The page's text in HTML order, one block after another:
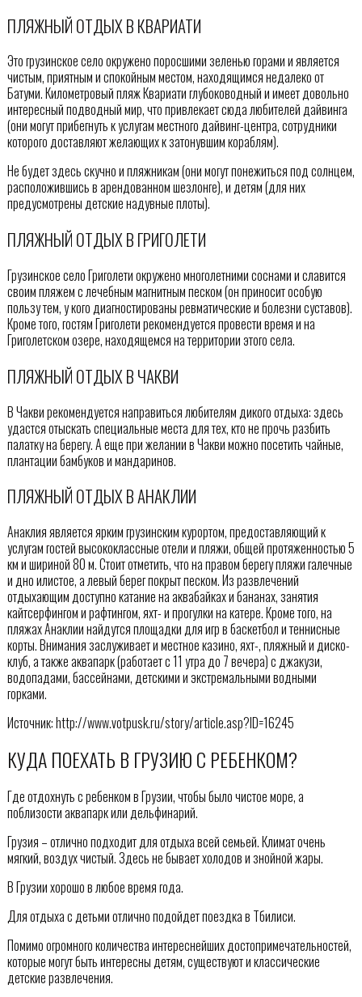
ПЛЯЖНЫЙ ОТДЫХ В КВАРИАТИ
Это грузинское село окружено поросшими зеленью горами и является
чистым, приятным и спокойным местом, находящимся недалеко от
Батуми. Километровый пляж Квариати глубоководный и имеет довольно
интересный подводный мир, что привлекает сюда любителей дайвинга
(они могут прибегнуть к услугам местного дайвинг-центра, сотрудники
которого доставляют желающих к затонувшим кораблям).
Не будет здесь скучно и пляжникам (они могут понежиться под солнцем,
расположившись в арендованном шезлонге), и детям (для них
предусмотрены детские надувные плоты).
ПЛЯЖНЫЙ ОТДЫХ В ГРИГОЛЕТИ
Грузинское село Григолети окружено многолетними соснами и славится
своим пляжем с лечебным магнитным песком (он приносит особую
пользу тем, у кого диагностированы ревматические и болезни суставов).
Кроме того, гостям Григолети рекомендуется провести время и на
Григолетском озере, находящемся на территории этого села.
ПЛЯЖНЫЙ ОТДЫХ В ЧАКВИ
В Чакви рекомендуется направиться любителям дикого отдыха: здесь
удастся отыскать специальные места для тех, кто не прочь разбить
палатку на берегу. А еще при желании в Чакви можно посетить чайные,
плантации бамбуков и мандаринов.
ПЛЯЖНЫЙ ОТДЫХ В АНАКЛИИ
Анаклия является ярким грузинским курортом, предоставляющий к
услугам гостей высококлассные отели и пляжи, общей протяженностью 5
км и шириной 80 м. Стоит отметить, что на правом берегу пляжи галечные
и дно илистое, а левый берег покрыт песком. Из развлечений
отдыхающим доступно катание на аквабайках и бананах, занятия
кайтсерфингом и рафтингом, яхт- и прогулки на катере. Кроме того, на
пляжах Анаклии найдутся площадки для игр в баскетбол и теннисные
корты. Внимания заслуживает и местное казино, яхт-, пляжный и диско-
клуб, а также аквапарк (работает с 11 утра до 7 вечера) с джакузи,
водопадами, бассейнами, детскими и экстремальными водными
горками.
Источник: http://www.votpusk.ru/story/article.asp?ID=16245
КУДА ПОЕХАТЬ В ГРУЗИЮ С РЕБЕНКОМ?
Где отдохнуть с ребенком в Грузии, чтобы было чистое море, а
поблизости аквапарк или дельфинарий.
Грузия – отлично подходит для отдыха всей семьей. Климат очень
мягкий, воздух чистый. Здесь не бывает холодов и знойной жары.
В Грузии хорошо в любое время года.
Для отдыха с детьми отлично подойдет поездка в Тбилиси.
Помимо огромного количества интереснейших достопримечательностей,
которые могут быть интересны детям, существуют и классические
детские развлечения.